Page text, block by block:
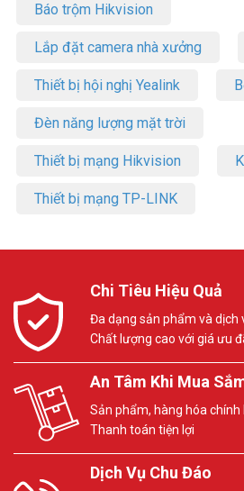
Báo trộm Hikvision
Lắp đặt camera nhà xưởng
Thiết bị hội nghị Yealink
Đèn năng lượng mặt trời
Thiết bị mạng Hikvision
Thiết bị mạng TP-LINK
Chi Tiêu Hiệu Quả
Đa dạng sản phẩm và dịch
Chất lượng cao với giá ưu
An Tâm Khi Mua
Sản phẩm, hàng hóa chính
Thanh toán tiện lợi
Dịch Vụ Chu Đáo